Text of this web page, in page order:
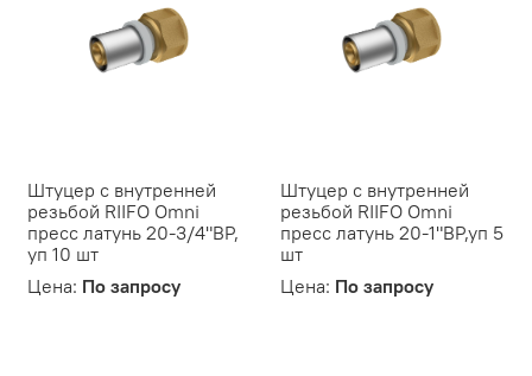
Штуцер с внутренней
резьбой RIIFO Omni
пресс латунь 20-3/4"ВР,
уп 10 шт
Цена: По запросу
Штуцер с внутренней
резьбой RIIFO Omni
пресс латунь 20-1"ВР,уп 5
шт
Цена: По запросу